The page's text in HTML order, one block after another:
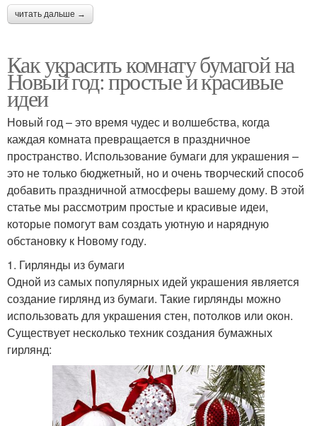
читать дальше →
Как украсить комнату бумагой на
Новый год: простые и красивые
идеи
Новый год – это время чудес и волшебства, когда
каждая комната превращается в праздничное
пространство. Использование бумаги для украшения –
это не только бюджетный, но и очень творческий способ
добавить праздничной атмосферы вашему дому. В этой
статье мы рассмотрим простые и красивые идеи,
которые помогут вам создать уютную и нарядную
обстановку к Новому году.
1. Гирлянды из бумаги
Одной из самых популярных идей украшения является
создание гирлянд из бумаги. Такие гирлянды можно
использовать для украшения стен, потолков или окон.
Существует несколько техник создания бумажных
гирлянд: